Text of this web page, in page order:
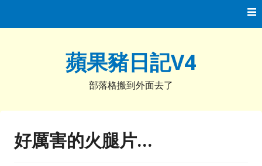
蘋果豬日記V4
部落格搬到外面去了
好厲害的火腿片…